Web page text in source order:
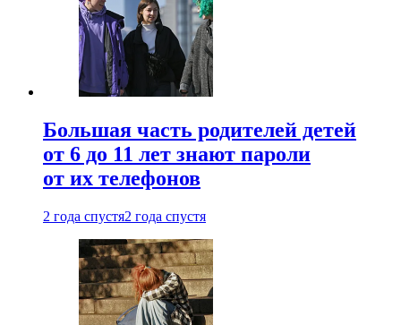
Большая часть родителей детей
от 6 до 11 лет знают пароли
от их телефонов
2 года спустя2 года спустя